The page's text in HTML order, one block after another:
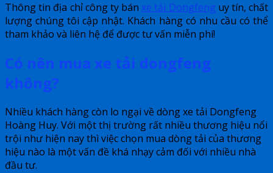
Thông tin địa chỉ công ty bán xe tải Dongfeng uy tín, chất
lượng chúng tôi cập nhật. Khách hàng có nhu cầu có thể
tham khảo và liên hệ để được tư vấn miễn phí!
Có nên mua xe tải dongfeng
không?
Nhiều khách hàng còn lo ngại về dòng xe tải Dongfeng
Hoàng Huy. Với một thị trường rất nhiều thương hiệu nổi
trội như hiện nay thì việc chọn mua dòng tải của thương
hiệu nào là một vấn đề khá nhạy cảm đối với nhiều nhà
đầu tư.